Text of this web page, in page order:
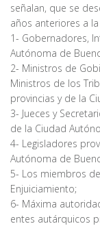
señalan, que se
años anteriores a
1- Gobernadores,
Autónoma de
2- Ministros de
Ministros de los
provincias y de la
3- Jueces y
de la Ciudad
4- Legisladores
Autónoma de
5- Los miembros
Enjuiciamiento;
6- Máxima
entes autárquicos